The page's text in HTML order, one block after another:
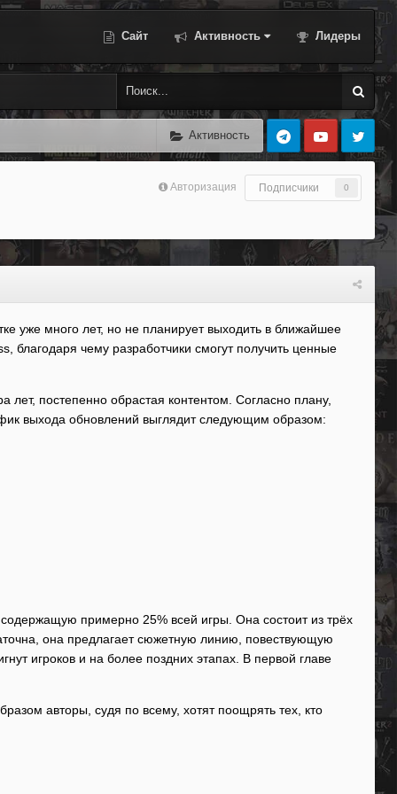
Сайт Активность Лидеры
Активность
Авторизация Подписчики 0
уже много лет, но не планирует выходить в ближайшее
чему разработчики смогут получить ценные
постепенно обрастая контентом. Согласно плану,
выхода обновлений выглядит следующим образом:
примерно 25% всей игры. Она состоит из трёх
она предлагает сюжетную линию, повествующую
игроков и на более поздних этапах. В первой главе
авторы, судя по всему, хотят поощрять тех, кто